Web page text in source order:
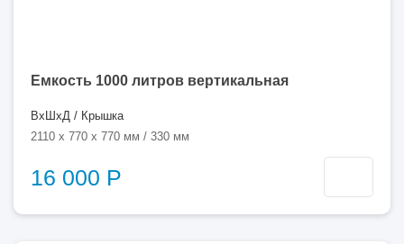
Емкость 1000 литров вертикальная
ВхШхД / Крышка
2110 x 770 x 770 мм / 330 мм
16 000 Р